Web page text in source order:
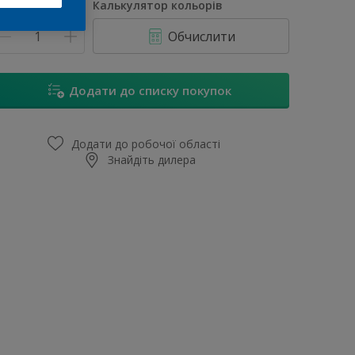
Калькулятор кольорів
Обчислити
Додати до списку покупок
Додати до робочої області
Знайдіть дилера